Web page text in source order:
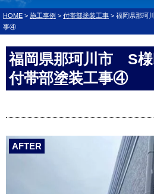
HOME > 施工事例 > 付帯部塗装工事 > 福岡県那珂
事④
福岡県那珂川市 S様
付帯部塗装工事④
AFTER